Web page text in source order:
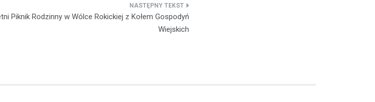
Piknik Rodzinny w Wólce Rokickiej z Kołem Gospodyń
Wiejskich